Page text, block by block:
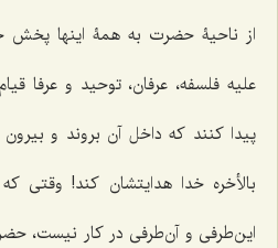
از ناحیۀ حضرت به همۀ اینها پخش
علیه فلسفه، عرفان، توحید و عرفا
پیدا کنند که داخل آن بروند و بیرون
بالأخره خدا هدایتشان کند! وقتی که
این‌طرفی و آن‌طرفی در کار نیست،